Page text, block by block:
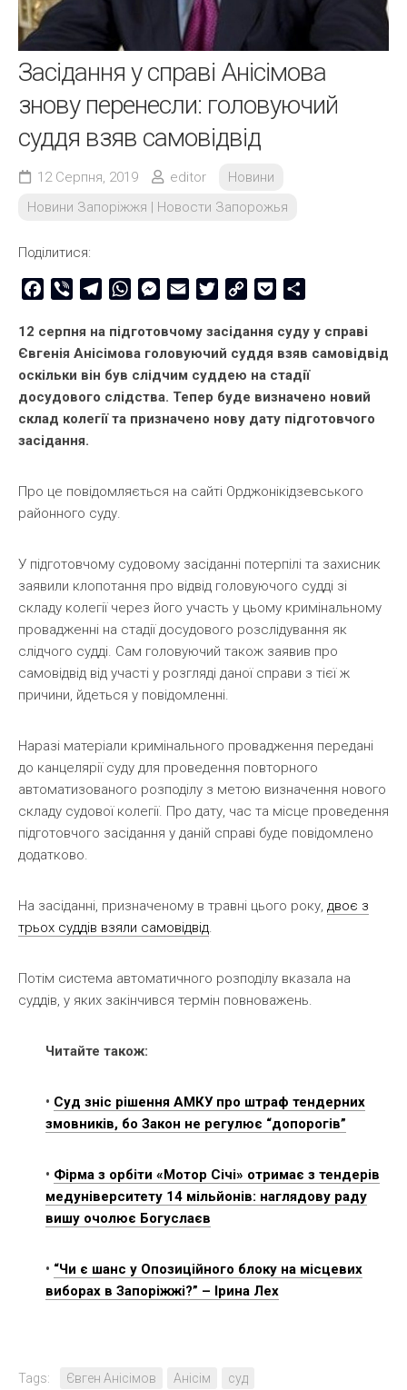
Засідання у справі Анісімова
знову перенесли: головуючий
суддя взяв самовідвід
12 Серпня, 2019 editor
Новини
Новини Запоріжжя | Новости Запорожья
Поділитися:
Facebook
Viber TelegramWhatsAppMessenger
Email TwitterCopy
Pocket
12 серпня на підготовчому засідання суду у справі
Євгенія Анісімова головуючий суддя взяв самовідвід
оскільки він був слідчим суддею на стадії
досудового слідства. Тепер буде визначено новий
склад колегії та призначено нову дату підготовчого
засідання.
Про це повідомляється на сайті Орджонікідзевського
районного суду.
У підготовчому судовому засіданні потерпілі та захисник
заявили клопотання про відвід головуючого судді зі
складу колегії через його участь у цьому кримінальному
провадженні на стадії досудового розслідування як
слідчого судді. Сам головуючий також заявив про
самовідвід від участі у розгляді даної справи з тієї ж
причини, йдеться у повідомленні.
Наразі матеріали кримінального провадження передані
до канцелярії суду для проведення повторного
автоматизованого розподілу з метою визначення нового
складу судової колегії. Про дату, час та місце проведення
підготовчого засідання у даній справі буде повідомлено
додатково.
На засіданні, призначеному в травні цього року, двоє з
трьох суддів взяли самовідвід
Потім система автоматичного розподілу вказала на
суддів, у яких закінчився термін повноважень.
Читайте також:
• Суд зніс рішення АМКУ про штраф тендерних
змовників, бо Закон не регулює “допорогів”
• Фірма з орбіти «Мотор Січі» отримає з тендерів
медуніверситету 14 мільйонів: наглядову раду
вишу очолює Богуслаєв
• “Чи є шанс у Опозиційного блоку на місцевих
виборах в Запоріжжі?” – Ірина Лех
Tags: Євген Анісімов Анісім суд